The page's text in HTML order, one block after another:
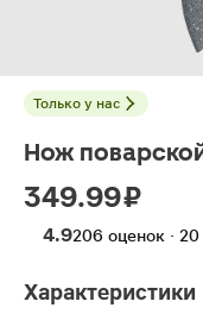
Только у нас
Нож
349.99 ₽
4.9206 оценок ·
Характеристики